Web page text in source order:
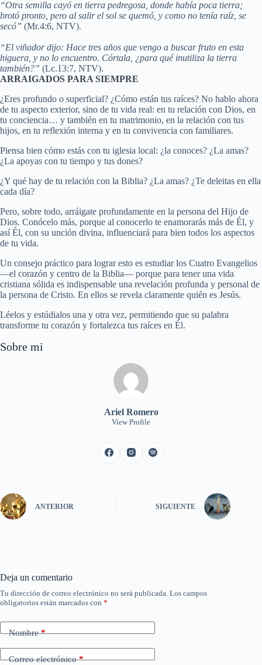
“Otra semilla cayó en tierra pedregosa, donde había poca tierra;
brotó pronto, pero al salir el sol se quemó, y como no tenía raíz, se
secó” (Mr.4:6, NTV).
“El viñador dijo: Hace tres años que vengo a buscar fruto en esta
higuera, y no lo encuentro. Córtala, ¿para qué inutiliza la tierra
también?” (Lc.13:7, NTV).
ARRAIGADOS PARA SIEMPRE
¿Eres profundo o superficial? ¿Cómo están tus raíces? No hablo ahora
de tu aspecto exterior, sino de tu vida real: en tu relación con Dios, en
tu conciencia… y también en tu matrimonio, en la relación con tus
hijos, en tu reflexión interna y en tu convivencia con familiares.
Piensa bien cómo estás con tu iglesia local: ¿la conoces? ¿La amas?
¿La apoyas con tu tiempo y tus dones?
¿Y qué hay de tu relación con la Biblia? ¿La amas? ¿Te deleitas en ella
cada día?
Pero, sobre todo, arráigate profundamente en la persona del Hijo de
Dios. Conócelo más, porque al conocerlo te enamorarás más de Él, y
así Él, con su unción divina, influenciará para bien todos los aspectos
de tu vida.
Un consejo práctico para lograr esto es estudiar los Cuatro Evangelios
—el corazón y centro de la Biblia— porque para tener una vida
cristiana sólida es indispensable una revelación profunda y personal de
la persona de Cristo. En ellos se revela claramente quién es Jesús.
Léelos y estúdialos una y otra vez, permitiendo que su palabra
transforme tu corazón y fortalezca tus raíces en Él.
Sobre mi
Ariel Romero
View Profile
ANTERIOR SIGUIENTE
Deja un comentario
Tu dirección de correo electrónico no será publicada. Los campos
obligatorios están marcados con *
Nombre*
Correo electrónico*